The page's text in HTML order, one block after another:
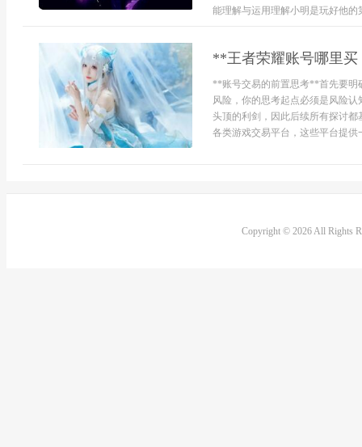
能理解与运用理解小明是玩好他的
**王者荣耀账号哪里
**账号交易的前置思考**首先要明
风险，你的思考起点必须是风险
头顶的利剑，因此后续所有探讨
各类游戏交易平台，这些平台提
Copyright © 2026 All Rights